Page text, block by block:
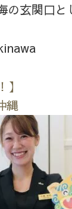
の玄関口
縄